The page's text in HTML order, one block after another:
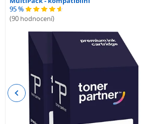
95 %
(90 hodnocení)
Previous